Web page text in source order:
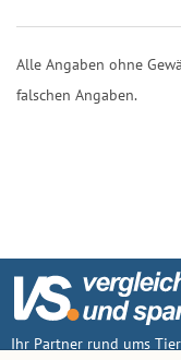
Alle Angaben ohne
falschen Angaben.
Ihr Partner rund ums Tier